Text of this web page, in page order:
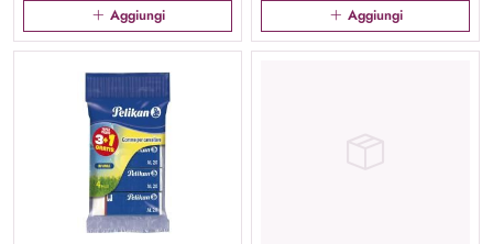
Aggiungi Aggiungi